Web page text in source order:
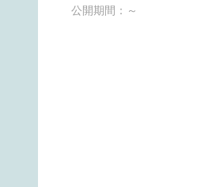
公開期間：～